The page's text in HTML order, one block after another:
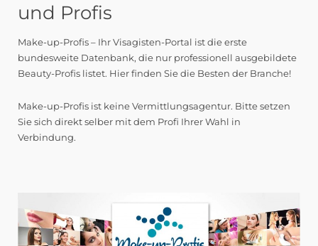
und Profis
Make-up-Profis – Ihr Visagisten-Portal ist die erste
bundesweite Datenbank, die nur professionell ausgebildete
Beauty-Profis listet. Hier finden Sie die Besten der Branche!
Make-up-Profis ist keine Vermittlungsagentur. Bitte setzen
Sie sich direkt selber mit dem Profi Ihrer Wahl in
Verbindung.